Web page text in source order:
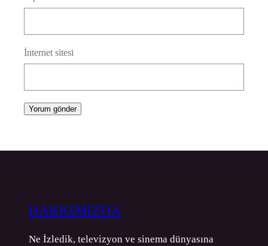
İnternet sitesi
HAKKIMIZDA
Ne İzledik, televizyon ve sinema dünyasına